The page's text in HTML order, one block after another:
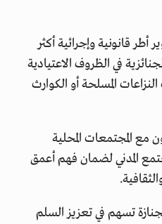
أطر قانونية وإجرائية أكثر
في الظروف الاعتيادية
المسلحة أو الكوارث
مع المجتمعات المحلية
المدني لضمان فهم أعمق
تسهم في تعزيز السلم